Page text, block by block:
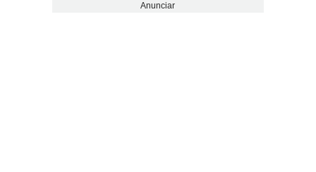
Anunciar